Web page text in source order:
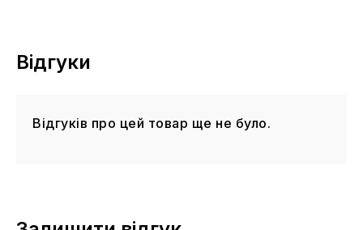
Відгуки
Відгуків про цей товар ще не було.